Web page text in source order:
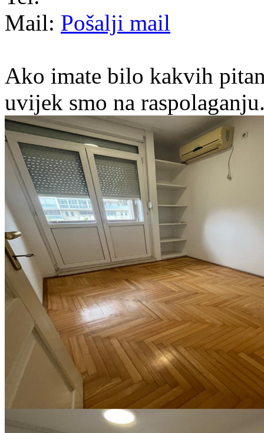
Mail: Pošalji mail
Ako imate bilo kakvih
uvijek smo na